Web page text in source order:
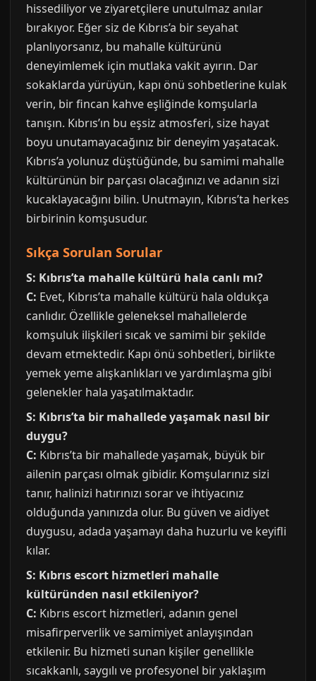
hissediliyor ve ziyaretçilere unutulmaz anılar
bırakıyor. Eğer siz de Kıbrıs’a bir seyahat
planlıyorsanız, bu mahalle kültürünü
deneyimlemek için mutlaka vakit ayırın. Dar
sokaklarda yürüyün, kapı önü sohbetlerine kulak
verin, bir fincan kahve eşliğinde komşularla
tanışın. Kıbrıs’ın bu eşsiz atmosferi, size hayat
boyu unutamayacağınız bir deneyim yaşatacak.
Kıbrıs’a yolunuz düştüğünde, bu samimi mahalle
kültürünün bir parçası olacağınızı ve adanın sizi
kucaklayacağını bilin. Unutmayın, Kıbrıs’ta herkes
birbirinin komşusudur.
Sıkça Sorulan Sorular
S: Kıbrıs’ta mahalle kültürü hala canlı mı?
C: Evet, Kıbrıs’ta mahalle kültürü hala oldukça
canlıdır. Özellikle geleneksel mahallelerde
komşuluk ilişkileri sıcak ve samimi bir şekilde
devam etmektedir. Kapı önü sohbetleri, birlikte
yemek yeme alışkanlıkları ve yardımlaşma gibi
gelenekler hala yaşatılmaktadır.
S: Kıbrıs’ta bir mahallede yaşamak nasıl bir
duygu?
C: Kıbrıs’ta bir mahallede yaşamak, büyük bir
ailenin parçası olmak gibidir. Komşularınız sizi
tanır, halinizi hatırınızı sorar ve ihtiyacınız
olduğunda yanınızda olur. Bu güven ve aidiyet
duygusu, adada yaşamayı daha huzurlu ve keyifli
kılar.
S: Kıbrıs escort hizmetleri mahalle
kültüründen nasıl etkileniyor?
C: Kıbrıs escort hizmetleri, adanın genel
misafirperverlik ve samimiyet anlayışından
etkilenir. Bu hizmeti sunan kişiler genellikle
sıcakkanlı, saygılı ve profesyonel bir yaklaşım